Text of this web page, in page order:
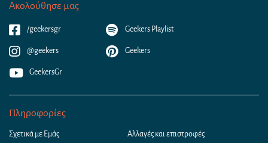
Ακολούθησε μας
/geekersgr
@geekers
GeekersGr
Geekers Playlist
Geekers
Πληροφορίες
Σχετικά με Εμάς
Αλλαγές και επιστροφές